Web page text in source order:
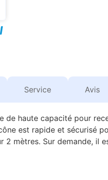
Service Avis
de haute capacité pour
est rapide et sécurisé
mètres. Sur demande, il